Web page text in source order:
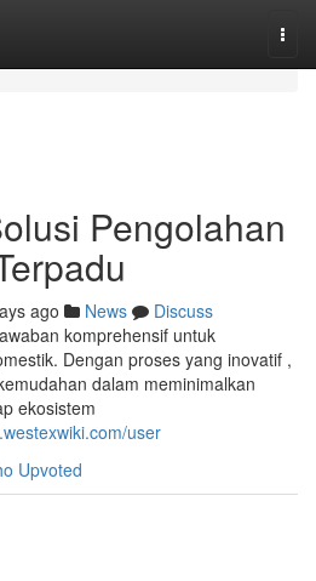
Pengolahan
ago News
Discuss
komprehensif untuk
Dengan proses yang inovatif ,
dalam meminimalkan
ekosistem
user
Upvoted